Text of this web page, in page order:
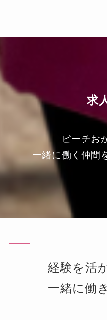
求
ピーチお
一緒に働く仲間
経験を活
一緒に働